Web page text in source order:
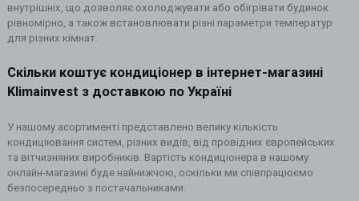
внутрішніх, що дозволяє охолоджувати або обігрівати будинок
рівномірно, а також встановлювати різні параметри температур
для різних кімнат.
Скільки коштує кондиціонер в інтернет-магазині
Klimainvest з доставкою по Україні
У нашому асортименті представлено велику кількість
кондиціювання систем, різних видів, від провідних європейських
та вітчизняних виробників. Вартість кондиціонера в нашому
онлайн-магазині буде найнижчою, оскільки ми співпрацюємо
безпосередньо з постачальниками.